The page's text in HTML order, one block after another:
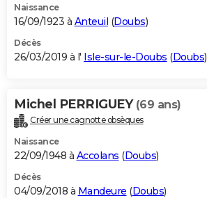
Naissance
16/09/1923 à Anteuil (Doubs)
Décès
26/03/2019 à l' Isle-sur-le-Doubs (Doubs)
Michel PERRIGUEY (69 ans)
Créer une cagnotte obsèques
Naissance
22/09/1948 à Accolans (Doubs)
Décès
04/09/2018 à Mandeure (Doubs)